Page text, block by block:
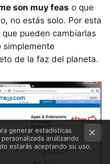
son muy feas o que
no estás solo. Por esta
pueden cambiarlas
simplemente
de la faz del planeta.
generar estadísticas
analizando
estarás aceptando su uso.